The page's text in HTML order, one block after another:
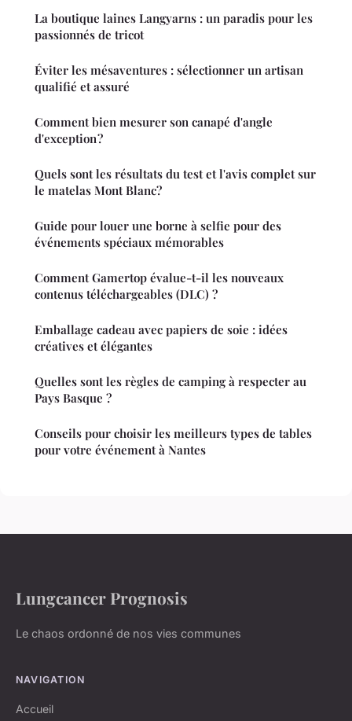
La boutique laines Langyarns : un paradis pour les
passionnés de tricot
Éviter les mésaventures : sélectionner un artisan
qualifié et assuré
Comment bien mesurer son canapé d'angle
d'exception ?
Quels sont les résultats du test et l'avis complet sur
le matelas Mont Blanc?
Guide pour louer une borne à selfie pour des
événements spéciaux mémorables
Comment Gamertop évalue-t-il les nouveaux
contenus téléchargeables (DLC) ?
Emballage cadeau avec papiers de soie : idées
créatives et élégantes
Quelles sont les règles de camping à respecter au
Pays Basque ?
Conseils pour choisir les meilleurs types de tables
pour votre événement à Nantes
Lungcancer Prognosis
Le chaos ordonné de nos vies communes
NAVIGATION
Accueil